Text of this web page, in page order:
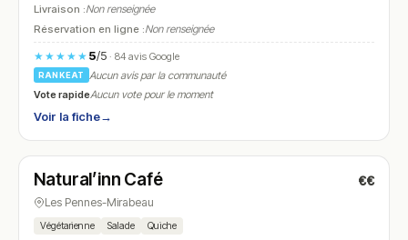
Livraison :Non renseignée
Réservation en ligne :Non renseignée
★★★★★ 5/5· 84 avis Google
RANKEAT
Aucun avis par la communauté
Vote rapideAucun vote pour le moment
Voir la fiche→
N° 15
Natural’inn Café €€
Les Pennes-Mirabeau
Végétarienne Salade Quiche